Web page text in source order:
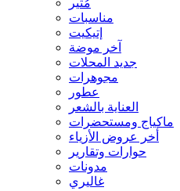
مناسبات
إتيكيت
آخر موضة
جديد المحلات
مجوهرات
عطور
العناية بالشعر
ماكياج ومستحضرات
أخر عروض الأزياء
حوارات وتقارير
مدونات
غاليري